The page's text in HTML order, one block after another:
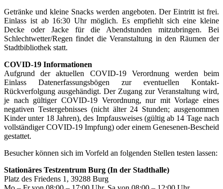
Getränke und kleine Snacks werden angeboten. Der Eintritt ist frei.
Einlass ist ab 16:30 Uhr möglich. Es empfiehlt sich eine kleine
Decke oder Jacke für die Abendstunden mitzubringen. Bei
Schlechtwetter/Regen findet die Veranstaltung in den Räumen der
Stadtbibliothek statt.
COVID-19 Informationen
Aufgrund der aktuellen COVID-19 Verordnung werden beim
Einlass Datenerfassungsbögen zur eventuellen Kontakt-
Rückverfolgung ausgehändigt. Der Zugang zur Veranstaltung wird,
je nach gültiger COVID-19 Verordnung, nur mit Vorlage eines
negativen Testergebnisses (nicht älter 24 Stunden; ausgenommen
Kinder unter 18 Jahren), des Impfausweises (gültig ab 14 Tage nach
vollständiger COVID-19 Impfung) oder einem Genesenen-Bescheid
gestattet.
Besucher können sich im Vorfeld an folgenden Stellen testen lassen:
Stationäres Testzentrum Burg (In der Stadthalle)
Platz des Friedens 1, 39288 Burg